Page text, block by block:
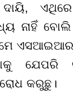
ନାହିଁ ବୋଲି
ଯେପରି
କରୁଛୁ।